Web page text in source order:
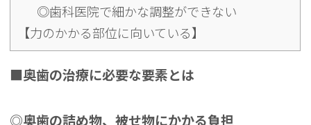
◎歯科医院で細かな調整ができない
【力のかかる部位に向いている】
■奥歯の治療に必要な要素とは
◎奥歯の詰め物、被せ物にかかる負担